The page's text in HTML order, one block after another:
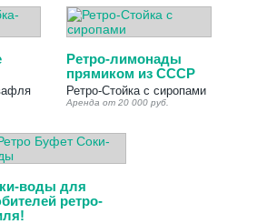
Ретро-лимонады
прямиком из СССР
Ретро-Стойка с сиропами
Аренда от 20 000 руб.
воды для
ретро-